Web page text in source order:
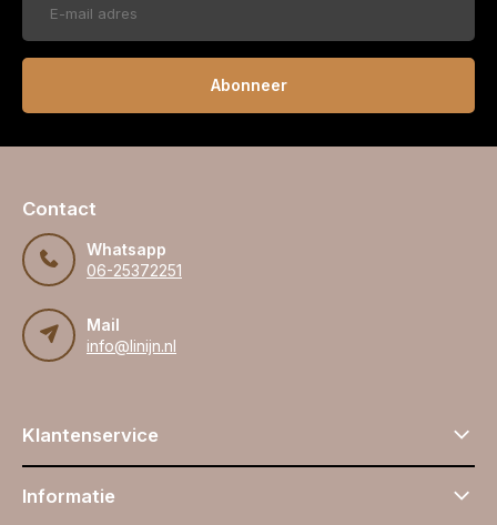
Abonneer
Contact
Whatsapp
06-25372251
Mail
info@linijn.nl
Klantenservice
Informatie